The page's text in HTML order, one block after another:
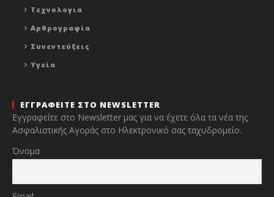
Τεχνολογια
Αρθρογραφία
Συνεντεύξεις
Υγεία
ΕΓΓΡΑΦΕΙΤΕ ΣΤΟ NEWSLETTER
Εγγραφείτε στο Newsletter μας για να έχετε όλα τα νέα της
Ασφαλιστικής Αγοράς στο Ηλεκτρονικό σας ταχυδρομείο.
Όνομα